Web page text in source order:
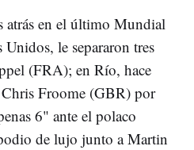
atrás en el último Mundial
le separaron tres
(FRA); en Río, hace
Chris Froome (GBR) por
6" ante el polaco
de lujo junto a Martin